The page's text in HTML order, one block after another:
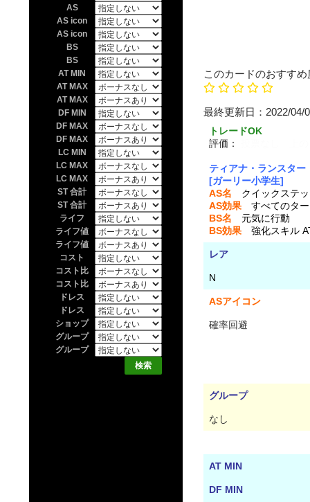
このカードのおすすめ
最終更新日
トレードOK
評価：
ティアナ・ランスター
[ガーリー小学生]
AS名 クイックステ
AS効果 すべてのター
BS名 元気に行動
BS効果 強化スキル
レア
N
ASアイコン
確率回避
グループ
なし
AT MIN
DF MIN
AS
AS icon
AS icon
BS
BS
AT MIN
AT MAX
AT MAX
DF MIN
DF MAX
DF MAX
LC MIN
LC MAX
LC MAX
ST 合計
ST 合計
ライフ
ライフ値
ライフ値
コスト
コスト比
コスト比
ドレス
ドレス
ショップ
グループ
グループ